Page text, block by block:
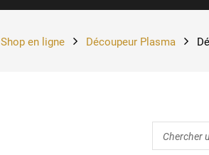
Shop en ligne Découpeur Plasma